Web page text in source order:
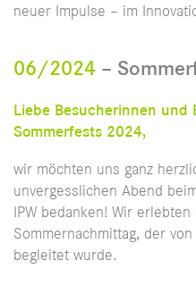
neuer Impulse – im
06/2024 –
Liebe Besucherinnen und
Sommerfests 2024,
wir möchten uns ganz
unvergesslichen Abend
IPW bedanken! Wir
Sommernachmittag, der
begleitet wurde.